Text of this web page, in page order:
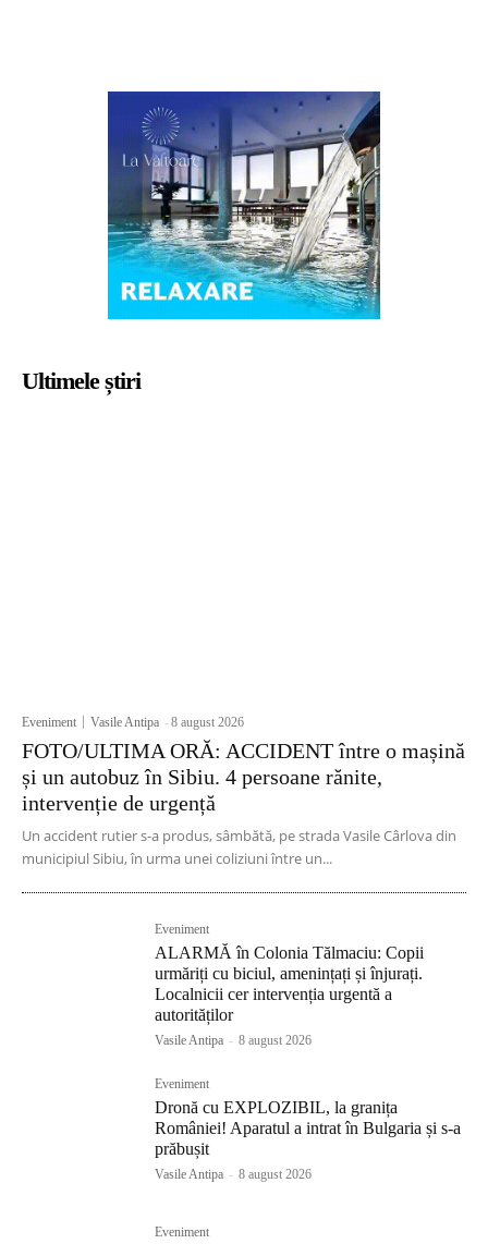
Ultimele știri
Eveniment Vasile Antipa -8 august 2026
FOTO/ULTIMA ORĂ: ACCIDENT între o mașină
și un autobuz în Sibiu. 4 persoane rănite,
intervenție de urgență
Un accident rutier s-a produs, sâmbătă, pe strada Vasile Cârlova din
municipiul Sibiu, în urma unei coliziuni între un...
Eveniment
ALARMĂ în Colonia Tălmaciu: Copii
urmăriți cu biciul, amenințați și înjurați.
Localnicii cer intervenția urgentă a
autorităților
Vasile Antipa - 8 august 2026
Eveniment
Dronă cu EXPLOZIBIL, la granița
României! Aparatul a intrat în Bulgaria și s-a
prăbușit
Vasile Antipa - 8 august 2026
Eveniment